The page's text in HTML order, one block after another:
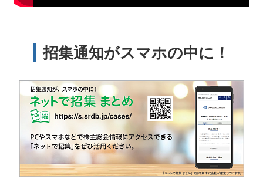
招集通知がスマホの中に！